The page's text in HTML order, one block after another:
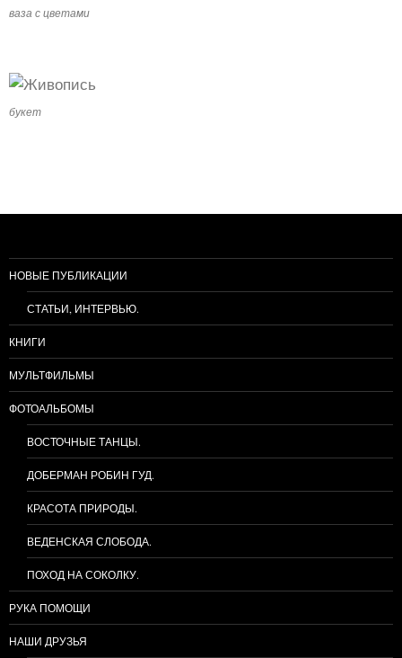
ваза с цветами
букет
НОВЫЕ ПУБЛИКАЦИИ
СТАТЬИ, ИНТЕРВЬЮ.
КНИГИ
МУЛЬТФИЛЬМЫ
ФОТОАЛЬБОМЫ
ВОСТОЧНЫЕ ТАНЦЫ.
ДОБЕРМАН РОБИН ГУД.
КРАСОТА ПРИРОДЫ.
ВЕДЕНСКАЯ СЛОБОДА.
ПОХОД НА СОКОЛКУ.
РУКА ПОМОЩИ
НАШИ ДРУЗЬЯ